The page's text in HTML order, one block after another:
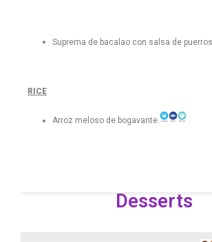
Suprema de bacalao con salsa de puerros.
RICE
Arroz meloso de bogavante.
Desserts